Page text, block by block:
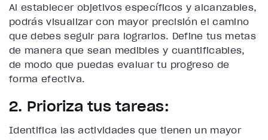
Al establecer objetivos específicos y alcanzables,
podrás visualizar con mayor precisión el camino
que debes seguir para lograrlos. Define tus metas
de manera que sean medibles y cuantificables,
de modo que puedas evaluar tu progreso de
forma efectiva.
2. Prioriza tus tareas:
Identifica las actividades que tienen un mayor